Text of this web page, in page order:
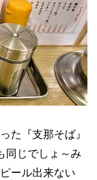
た『支那そば』
同じでしょ～み
ール出来ない